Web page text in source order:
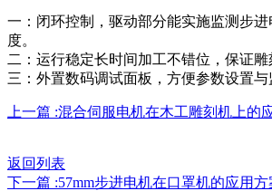
一：闭环控制，驱动部分能实施监测步
度。
二：运行稳定长时间加工不错位，保证
三：外置数码调试面板，方便参数设置与
上一篇 :混合伺服电机在木工雕刻机上的
返回列表
下一篇 :57mm步进电机在口罩机的应用方